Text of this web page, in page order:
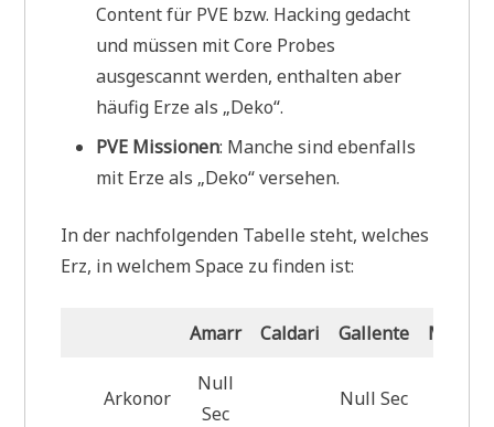
Content für PVE bzw. Hacking gedacht
und müssen mit Core Probes
ausgescannt werden, enthalten aber
häufig Erze als „Deko“.
PVE Missionen: Manche sind ebenfalls
mit Erze als „Deko“ versehen.
In der nachfolgenden Tabelle steht, welches
Erz, in welchem Space zu finden ist:
Amarr Caldari Gallente
Arkonor
Null
Sec
Null Sec